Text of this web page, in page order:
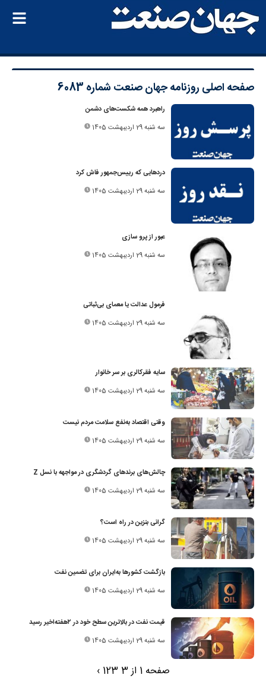
صفحه اصلی روزنامه جهان صنعت شماره 6083
راهبرد همه شکست‌های دشمن
سه شنبه 29 اردیبهشت 1405
دردهایی که رییس‌جمهور فاش کرد
سه شنبه 29 اردیبهشت 1405
عبور از پرو سازی
سه شنبه 29 اردیبهشت 1405
فرمول عدالت یا معمای بی‌ثباتی
سه شنبه 29 اردیبهشت 1405
سایه فقرکالری بر سر خانوار
سه شنبه 29 اردیبهشت 1405
وقتی اقتصاد به‌نفع سلامت مردم نیست
سه شنبه 29 اردیبهشت 1405
چالش‌های برندهای گردشگری در مواجهه با نسل Z
سه شنبه 29 اردیبهشت 1405
گرانی بنزین در راه است؟
سه شنبه 29 اردیبهشت 1405
بازگشت کشورها به‌ایران برای تضمین نفت
سه شنبه 29 اردیبهشت 1405
قیمت نفت در بالاترین سطح خود در ۲هفته‌اخیر رسید
سه شنبه 29 اردیبهشت 1405
صفحه 1 از 3 123
›